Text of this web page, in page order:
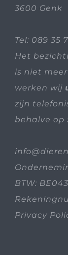
3600 Genk
Tel: 089 35
Het
is niet
werken wij
zijn
behalve op
BTW:
Privacy